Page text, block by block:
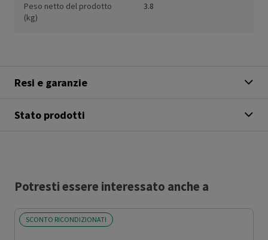
Peso netto del prodotto
(kg)
3.8
Resi e garanzie
Stato prodotti
Potresti essere interessato anche a
SCONTO RICONDIZIONATI